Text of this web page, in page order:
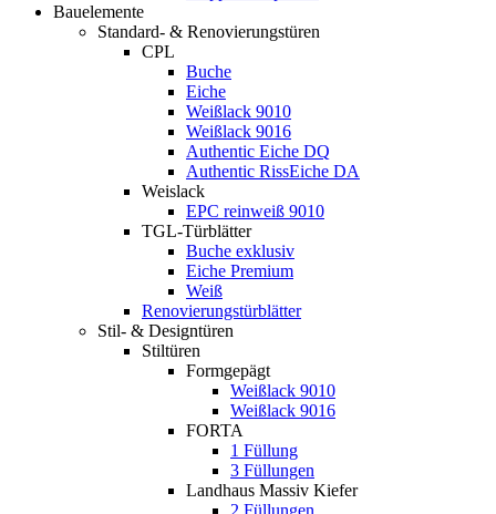
Bauelemente
Standard- & Renovierungstüren
CPL
Buche
Eiche
Weißlack 9010
Weißlack 9016
Authentic Eiche DQ
Authentic RissEiche DA
Weislack
EPC reinweiß 9010
TGL-Türblätter
Buche exklusiv
Eiche Premium
Weiß
Renovierungstürblätter
Stil- & Designtüren
Stiltüren
Formgepägt
Weißlack 9010
Weißlack 9016
FORTA
1 Füllung
3 Füllungen
Landhaus Massiv Kiefer
2 Füllungen